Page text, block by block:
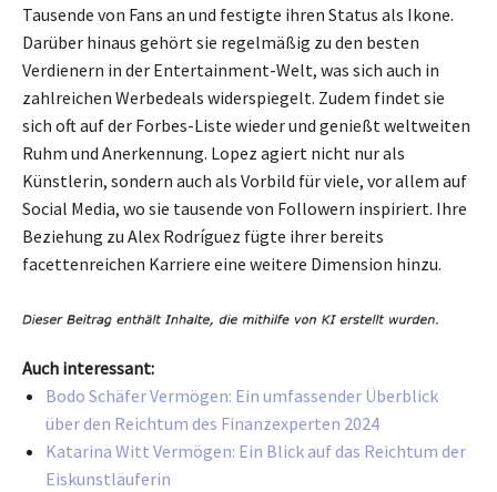
Tausende von Fans an und festigte ihren Status als Ikone.
Darüber hinaus gehört sie regelmäßig zu den besten
Verdienern in der Entertainment-Welt, was sich auch in
zahlreichen Werbedeals widerspiegelt. Zudem findet sie
sich oft auf der Forbes-Liste wieder und genießt weltweiten
Ruhm und Anerkennung. Lopez agiert nicht nur als
Künstlerin, sondern auch als Vorbild für viele, vor allem auf
Social Media, wo sie tausende von Followern inspiriert. Ihre
Beziehung zu Alex Rodríguez fügte ihrer bereits
facettenreichen Karriere eine weitere Dimension hinzu.
Auch interessant:
Bodo Schäfer Vermögen: Ein umfassender Überblick
über den Reichtum des Finanzexperten 2024
Katarina Witt Vermögen: Ein Blick auf das Reichtum der
Eiskunstläuferin